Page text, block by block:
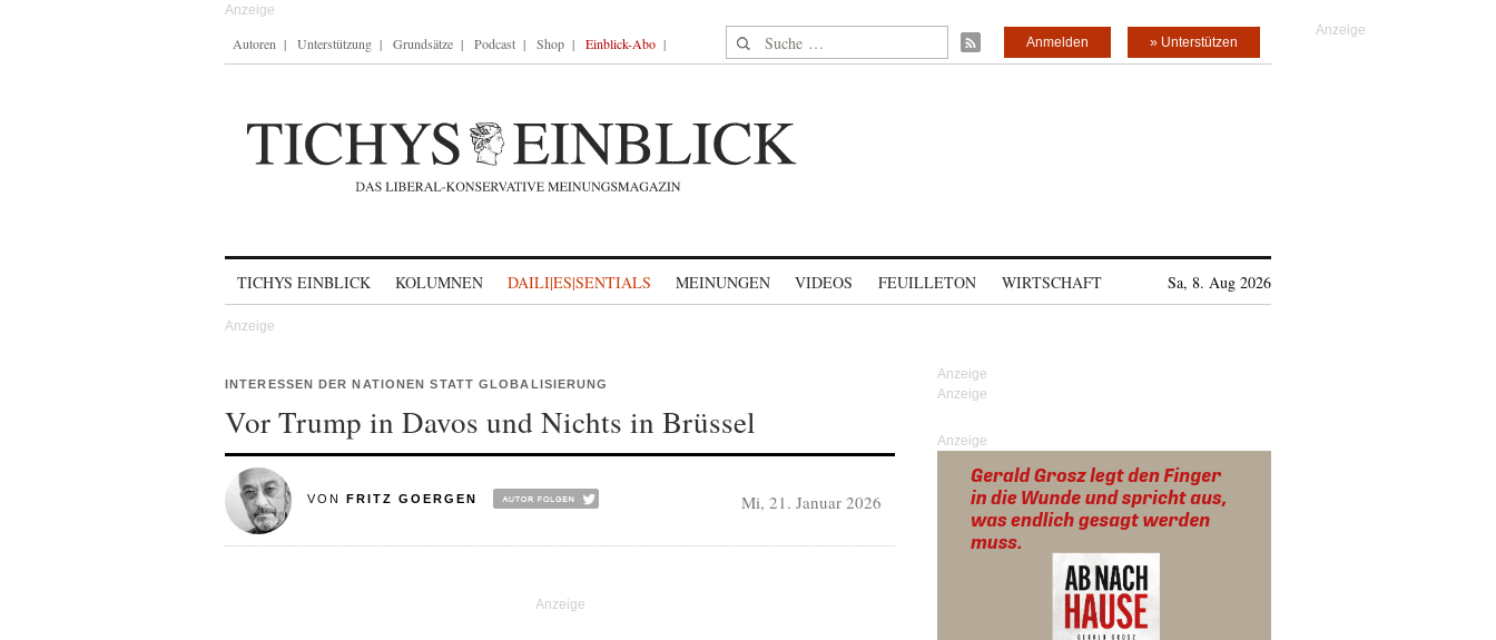
Autoren Unterstützung Grundsätze Podcast Shop Einblick-Abo Suche nach: » Unterstützen
Anmelden
TICHYS EINBLICK KOLUMNEN DAILI|ES|SENTIALS MEINUNGEN VIDEOS FEUILLETON WIRTSCHAFT Sa, 8. Aug 2026
INTERESSEN DER NATIONEN STATT GLOBALISIERUNG
Vor Trump in Davos und Nichts in Brüssel
VON FRITZ GOERGEN Mi, 21. Januar 2026
Anzeige